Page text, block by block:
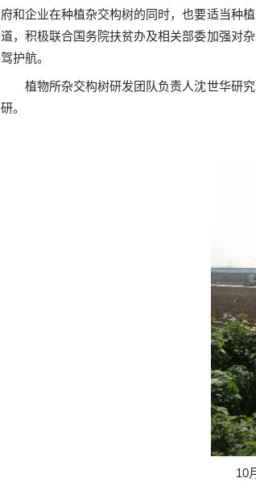
府和企业在种植杂交构树的同时，也要适当种
道，积极联合国务院扶贫办及相关部委加强对
驾护航。
植物所杂交构树研发团队负责人沈世华研
研。
10